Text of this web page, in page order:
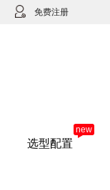
免费注册
选型配置
new